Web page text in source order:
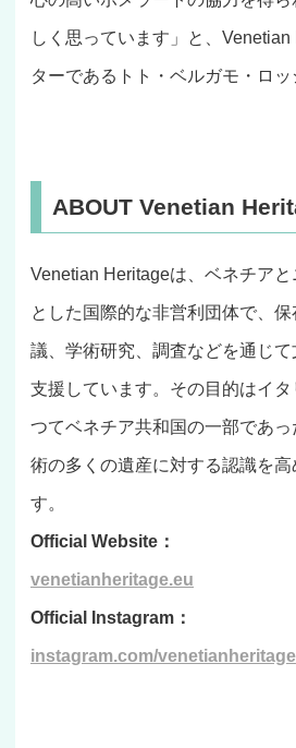
しく思っています」と、
ターであるトト・ベルガモ・ロッ
ABOUT Venetian
Venetian Heritageは、ベネチア
とした国際的な非営利団体で、
議、学術研究、調査などを通じ
支援しています。その目的はイ
つてベネチア共和国の一部であ
術の多くの遺産に対する認識を高
す。
Official Website：
venetianheritage.eu
Official Instagram：
instagram.com/venetianheritage